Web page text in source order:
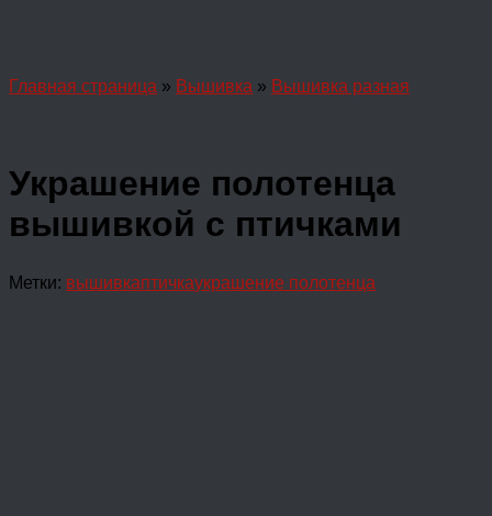
Главная страница » Вышивка » Вышивка разная
Украшение полотенца
вышивкой с птичками
Метки: вышивкаптичкаукрашение полотенца